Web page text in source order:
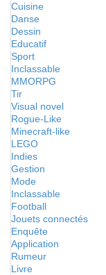
Cuisine
Danse
Dessin
Educatif
Sport
Inclassable
MMORPG
Tir
Visual novel
Rogue-Like
Minecraft-like
LEGO
Indies
Gestion
Mode
Inclassable
Football
Jouets connectés
Enquête
Application
Rumeur
Livre